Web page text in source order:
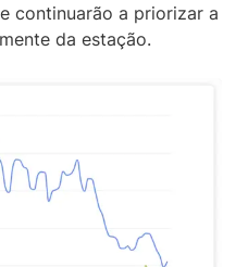
continuarão a priorizar a
da estação.